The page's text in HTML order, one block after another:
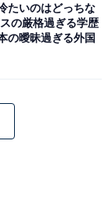
ている」が
が28.0％、
たいのはどっちな
の厳格過ぎる学歴
の曖昧過ぎる外国